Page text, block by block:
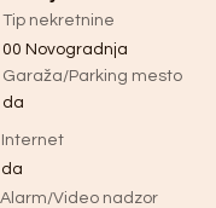
Tip nekretnine
00 Novogradnja
Garaža/Parking mesto
da
Internet
da
Alarm/Video nadzor